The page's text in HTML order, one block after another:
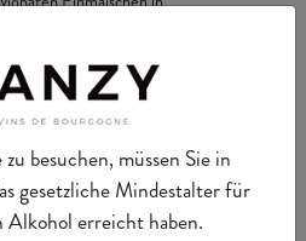
Kaltmazeration, abgebeerte
Trauben mit Umpumpen und
Pigeage während der
Weinbereitung.
besuchen, müssen Sie in
gesetzliche Mindestalter für
Alkohol erreicht haben.